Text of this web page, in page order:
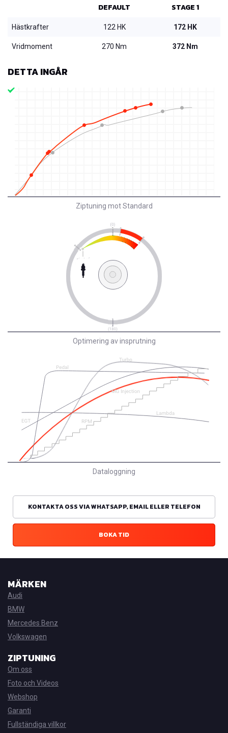
DEFAULT STAGE 1
Hästkrafter 122 HK 172 HK
Vridmoment 270 Nm 372 Nm
DETTA INGÅR
Ziptuning mot Standard
Optimering av insprutning
Dataloggning
KONTAKTA OSS VIA WHATSAPP, EMAIL ELLER TELEFON
BOKA TID
MÄRKEN
Audi
BMW
Mercedes Benz
Volkswagen
ZIPTUNING
Om oss
Foto och Videos
Webshop
Garanti
Fullständiga villkor